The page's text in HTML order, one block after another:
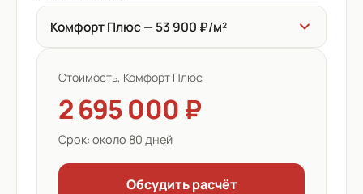
Комфорт Плюс — 53 900 ₽/м²
Стоимость, Комфорт Плюс
2 695 000 ₽
Срок: около 80 дней
Обсудить расчёт